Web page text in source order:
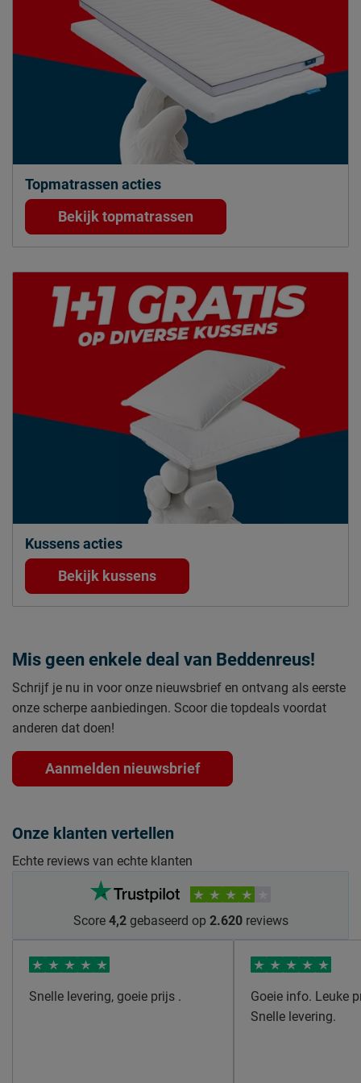
Topmatrassen acties
Bekijk topmatrassen
Kussens acties
Bekijk kussens
Mis geen enkele deal van Beddenreus!
Schrijf je nu in voor onze nieuwsbrief en ontvang als eerste
onze scherpe aanbiedingen. Scoor die topdeals voordat
anderen dat doen!
Aanmelden nieuwsbrief
Onze klanten vertellen
Echte reviews van echte klanten
Score 4,2gebaseerd op 2.620reviews
Snelle levering, goeie prijs .
Goeie info. Leuke
Snelle levering.